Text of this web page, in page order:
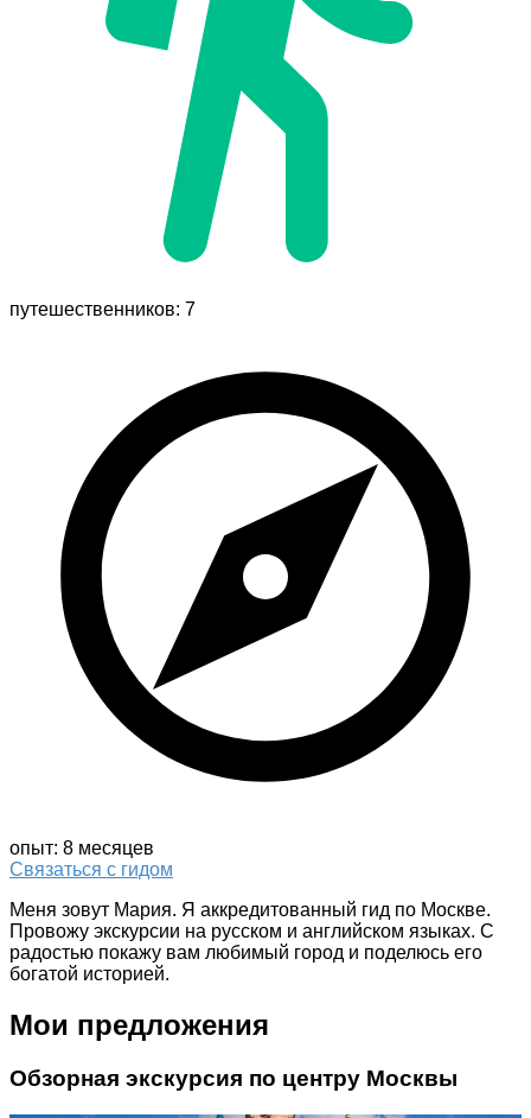
путешественников: 7
опыт: 8 месяцев
Связаться с гидом
Меня зовут Мария. Я аккредитованный гид по Москве.
Провожу экскурсии на русском и английском языках. С
радостью покажу вам любимый город и поделюсь его
богатой историей.
Мои предложения
Обзорная экскурсия по центру Москвы